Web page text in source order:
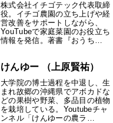
株式会社イチゴテック代表取締
役。イチゴ農園の立ち上げや経
営改善をサポートしながら、
YouTubeで家庭菜園のお役立ち
情報を発信。著書『おうち…
けんゆー （上原賢祐）
大学院の博士過程を中退し、生
まれ故郷の沖縄県でアボカドな
どの果樹や野菜、多品目の植物
を栽培している。Youtubeチャ
ンネル「けんゆーの農ラ…